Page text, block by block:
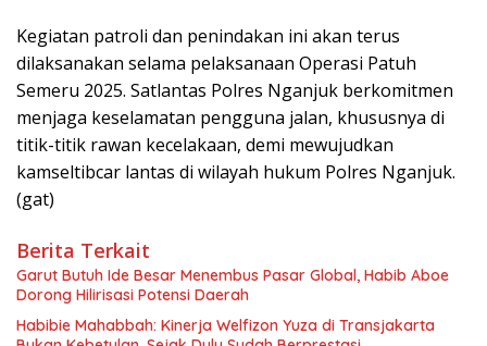
Kegiatan patroli dan penindakan ini akan terus
dilaksanakan selama pelaksanaan Operasi Patuh
Semeru 2025. Satlantas Polres Nganjuk berkomitmen
menjaga keselamatan pengguna jalan, khususnya di
titik-titik rawan kecelakaan, demi mewujudkan
kamseltibcar lantas di wilayah hukum Polres Nganjuk.
(gat)
Berita Terkait
Garut Butuh Ide Besar Menembus Pasar Global, Habib Aboe
Dorong Hilirisasi Potensi Daerah
Habibie Mahabbah: Kinerja Welfizon Yuza di Transjakarta